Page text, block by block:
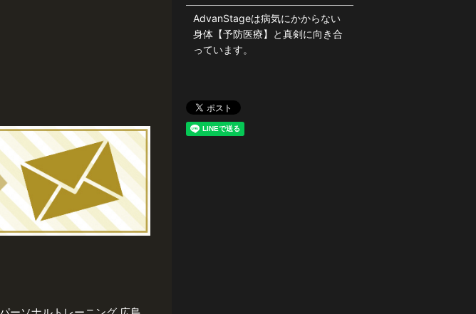
AdvanStageは病気にかからない
身体【予防医療】と真剣に向き合
っています。